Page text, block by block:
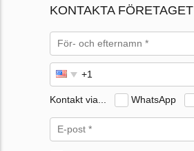
KONTAKTA FÖRETAGET
Kontakt via... WhatsApp